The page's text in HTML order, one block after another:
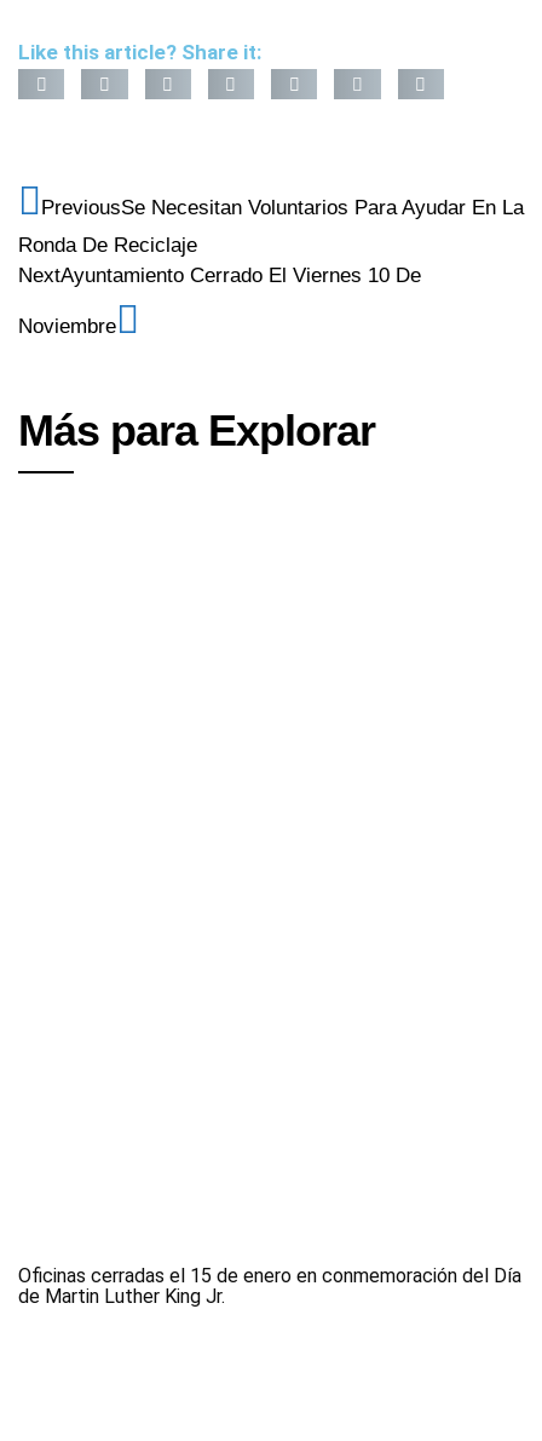
Like this article? Share it:
PreviousSe Necesitan Voluntarios Para Ayudar En La
Ronda De Reciclaje
NextAyuntamiento Cerrado El Viernes 10 De
Noviembre
Más para Explorar
Oficinas cerradas el 15 de enero en conmemoración del Día
de Martin Luther King Jr.